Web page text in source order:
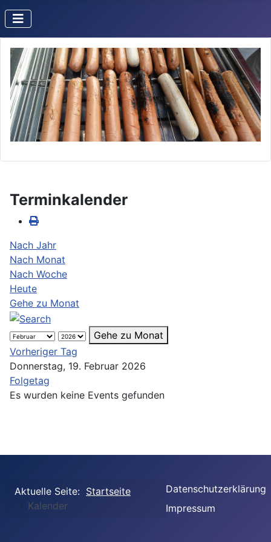
Terminkalender
Nach Jahr
Nach Monat
Nach Woche
Heute
Gehe zu Monat
Gehe zu Monat
Vorheriger Tag
Donnerstag, 19. Februar 2026
Folgetag
Es wurden keine Events gefunden
Aktuelle Seite: Startseite
Kalender
Datenschutzerklärung
Impressum